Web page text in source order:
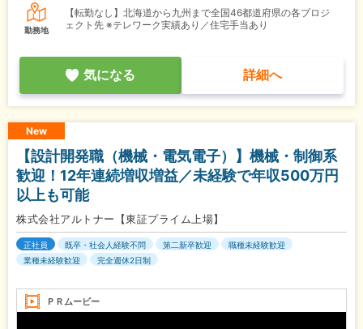
勤務地
【転勤なし】北海道から九州まで全国46都道府県の各プロジ
ェクト先 ※テレワーク実績あり／住宅手当あり
気になる 詳細へ
New
【設計開発職（機械・電気電子）】機械・制御系
歓迎！12年連続増収増益／未経験で年収500万円
以上も可能
株式会社アルトナー【東証プライム上場】
正社員 既卒・社会人経験不問 第二新卒歓迎
職種未経験歓迎
業種未経験歓迎
完全週休2日制
ＰＲムービー